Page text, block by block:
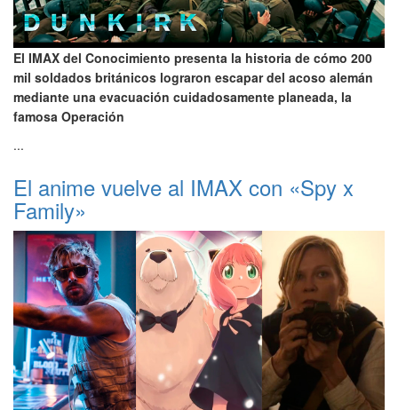
El IMAX del Conocimiento presenta la historia de cómo 200
mil soldados británicos lograron escapar del acoso alemán
mediante una evacuación cuidadosamente planeada, la
famosa Operación
...
El anime vuelve al IMAX con «Spy x
Family»